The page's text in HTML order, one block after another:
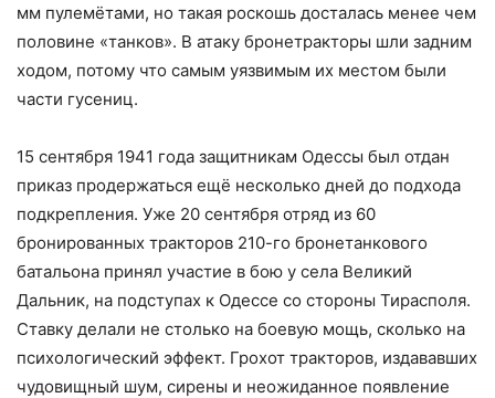
мм пулемётами, но такая роскошь досталась менее чем
половине «танков». В атаку бронетракторы шли задним
ходом, потому что самым уязвимым их местом были
части гусениц.
15 сентября 1941 года защитникам Одессы был отдан
приказ продержаться ещё несколько дней до подхода
подкрепления. Уже 20 сентября отряд из 60
бронированных тракторов 210-го бронетанкового
батальона принял участие в бою у села Великий
Дальник, на подступах к Одессе со стороны Тирасполя.
Ставку делали не столько на боевую мощь, сколько на
психологический эффект. Грохот тракторов, издававших
чудовищный шум, сирены и неожиданное появление